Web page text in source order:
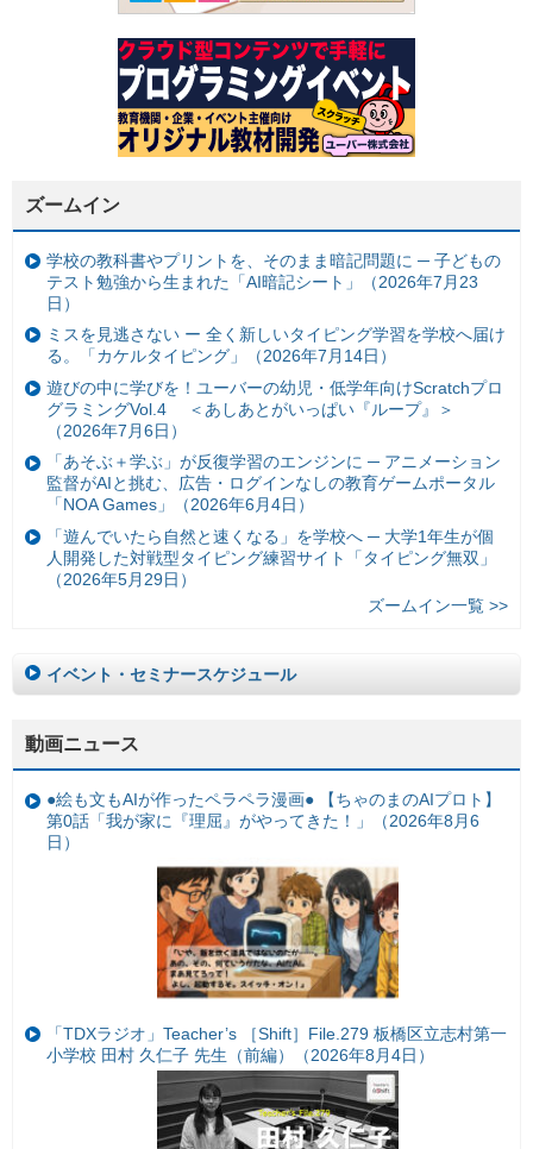
ズームイン
学校の教科書やプリントを、そのまま暗記問題に ─ 子どもの
テスト勉強から生まれた「AI暗記シート」（2026年7月23
日）
ミスを見逃さない ー 全く新しいタイピング学習を学校へ届け
る。「カケルタイピング」（2026年7月14日）
遊びの中に学びを！ユーバーの幼児・低学年向けScratchプロ
グラミングVol.4 ＜あしあとがいっぱい『ループ』＞
（2026年7月6日）
「あそぶ＋学ぶ」が反復学習のエンジンに ─ アニメーション
監督がAIと挑む、広告・ログインなしの教育ゲームポータル
「NOA Games」（2026年6月4日）
「遊んでいたら自然と速くなる」を学校へ ─ 大学1年生が個
人開発した対戦型タイピング練習サイト「タイピング無双」
（2026年5月29日）
ズームイン一覧 >>
イベント・セミナースケジュール
動画ニュース
●絵も文もAIが作ったペラペラ漫画● 【ちゃのまのAIプロト】
第0話「我が家に『理屈』がやってきた！」（2026年8月6
日）
「TDXラジオ」Teacher’s ［Shift］File.279 板橋区立志村第一
小学校 田村 久仁子 先生（前編）（2026年8月4日）